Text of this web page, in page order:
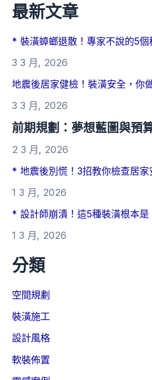
最新文章
* 裝潢蟑螂退散！專家不說的5個
3 3 月, 2026
地震後居家健檢！裝潢安全，你
3 3 月, 2026
前期規劃：夢想藍圖與預
2 3 月, 2026
* 地震後別慌！3招教你檢查居家
1 3 月, 2026
* 設計師崩潰！這5種裝潢根本是
1 3 月, 2026
分類
空間規劃
裝潢施工
設計風格
軟裝佈置